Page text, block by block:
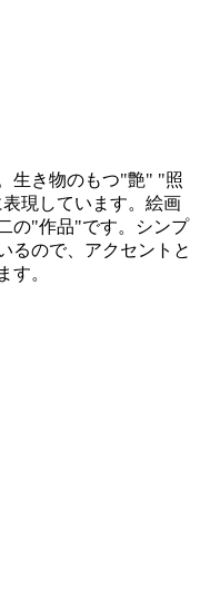
生き物のもつ"艶" "照
現しています。絵画
の"作品"です。シンプ
るので、アクセントと
す。